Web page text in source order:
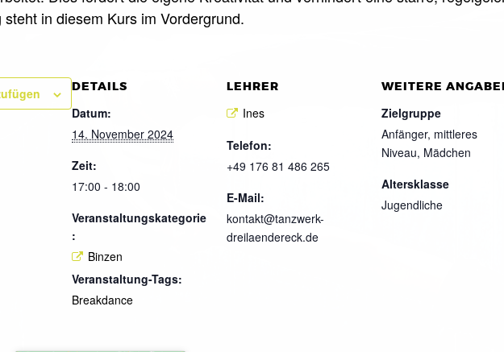
in diesem Kurs im Vordergrund.
DETAILS
Datum:
14. November 2024
Zeit:
17:00 - 18:00
Veranstaltungskategorie
:
Binzen
Veranstaltung-Tags:
Breakdance
LEHRER
Ines
Telefon:
+49 176 81 486 265
E-Mail:
kontakt@tanzwerk-
dreilaendereck.de
WEITERE
Zielgruppe
Anfänger, mittleres
Niveau, Mädchen
Altersklasse
Jugendliche